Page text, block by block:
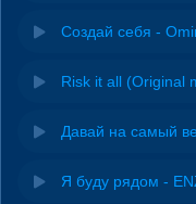
Создай себя -
Risk it all (Original
Давай на самый
Я буду рядом -